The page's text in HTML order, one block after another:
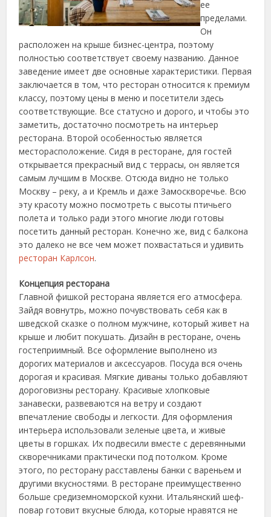
ее
пределами.
Он
расположен на крыше бизнес-центра, поэтому
полностью соответствует своему названию. Данное
заведение имеет две основные характеристики. Первая
заключается в том, что ресторан относится к премиум
классу, поэтому цены в меню и посетители здесь
соответствующие. Все статусно и дорого, и чтобы это
заметить, достаточно посмотреть на интерьер
ресторана. Второй особенностью является
месторасположение. Сидя в ресторане, для гостей
открывается прекрасный вид с террасы, он является
самым лучшим в Москве. Отсюда видно не только
Москву – реку, а и Кремль и даже Замоскворечье. Всю
эту красоту можно посмотреть с высоты птичьего
полета и только ради этого многие люди готовы
посетить данный ресторан. Конечно же, вид с балкона
это далеко не все чем может похвастаться и удивить
ресторан Карлсон.
Концепция ресторана
Главной фишкой ресторана является его атмосфера.
Зайдя вовнутрь, можно почувствовать себя как в
шведской сказке о полном мужчине, который живет на
крыше и любит покушать. Дизайн в ресторане, очень
гостеприимный. Все оформление выполнено из
дорогих материалов и аксессуаров. Посуда вся очень
дорогая и красивая. Мягкие диваны только добавляют
дороговизны ресторану. Красивые хлопковые
занавески, развеваются на ветру и создают
впечатление свободы и легкости. Для оформления
интерьера использовали зеленые цвета, и живые
цветы в горшках. Их подвесили вместе с деревянными
скворечниками практически под потолком. Кроме
этого, по ресторану расставлены банки с вареньем и
другими вкусностями. В ресторане преимущественно
больше средиземноморской кухни. Итальянский шеф-
повар готовит вкусные блюда, которые нравятся не